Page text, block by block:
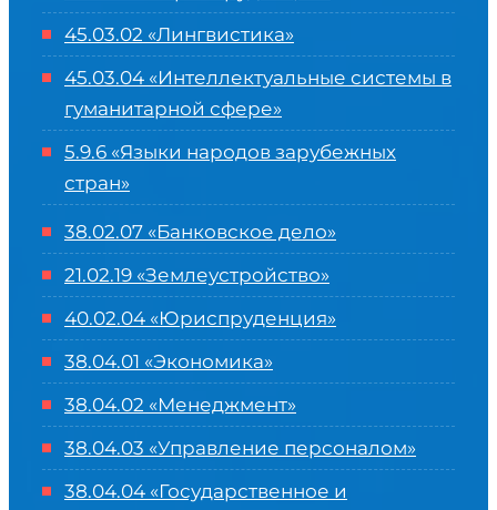
45.03.02 «Лингвистика»
45.03.04 «Интеллектуальные системы в
гуманитарной сфере»
5.9.6 «Языки народов зарубежных
стран»
38.02.07 «Банковское дело»
21.02.19 «Землеустройство»
40.02.04 «Юриспруденция»
38.04.01 «Экономика»
38.04.02 «Менеджмент»
38.04.03 «Управление персоналом»
38.04.04 «Государственное и